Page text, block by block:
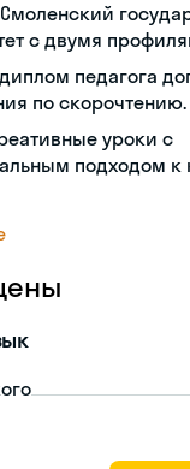
с двумя
педагога
по скорочтению.
уроки с
подходом